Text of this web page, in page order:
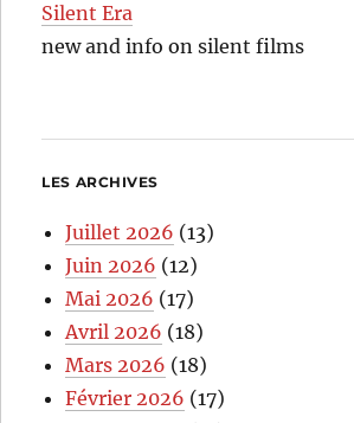
Silent Era
new and info on silent films
LES ARCHIVES
Juillet 2026 (13)
Juin 2026 (12)
Mai 2026 (17)
Avril 2026 (18)
Mars 2026 (18)
Février 2026 (17)